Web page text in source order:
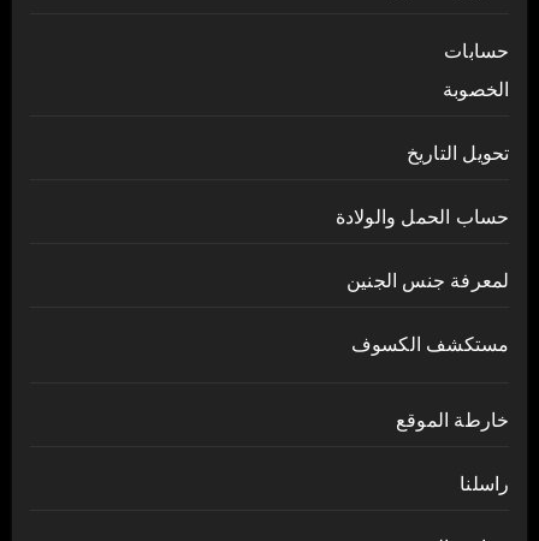
حسابات
الخصوبة
تحويل التاريخ
حساب الحمل والولادة
لمعرفة جنس الجنين
مستكشف الكسوف
خارطة الموقع
راسلنا